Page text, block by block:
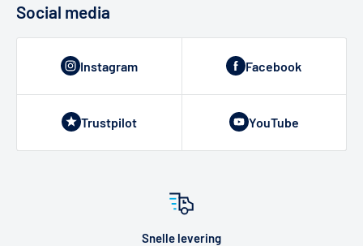
Social media
Instagram Facebook
Trustpilot YouTube
Snelle levering